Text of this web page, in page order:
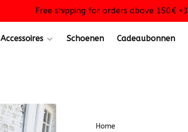
Free shipping for orders above 150€ <3
Accessoires Schoenen Cadeaubonnen
Home